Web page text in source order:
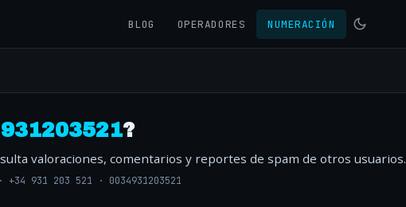
BLOG OPERADORES NUMERACIÓN
931203521?
valoraciones, comentarios y reportes de spam de otros usuarios.
+34 931 203 521 · 0034931203521